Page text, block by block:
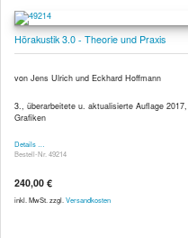
Hörakustik 3.0 - Theorie und Praxis
von Jens Ulrich und Eckhard Hoffmann
3., überarbeitete u. aktualisierte Auflage
Grafiken
Details …
Bestell-Nr. 49214
240,00 €
inkl. MwSt. zzgl. Versandkosten